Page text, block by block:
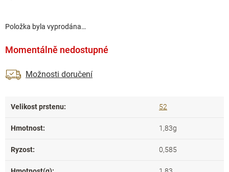
Položka byla vyprodána…
Momentálně nedostupné
Možnosti doručení
Velikost prstenu: 52
Hmotnost: 1,83g
Ryzost: 0,585